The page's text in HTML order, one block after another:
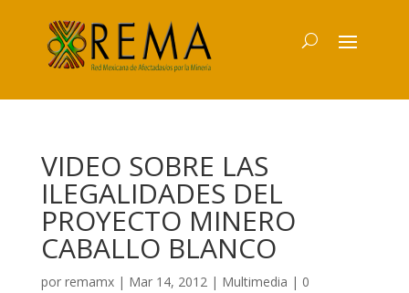
VIDEO SOBRE LAS
ILEGALIDADES DEL
PROYECTO MINERO
CABALLO BLANCO
por remamx| Mar 14, 2012| Multimedia | 0